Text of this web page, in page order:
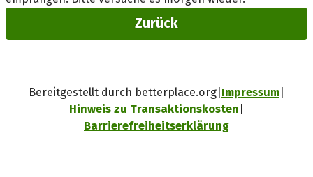
Zurück
Bereitgestellt durch betterplace.org Impressum
Hinweis zu Transaktionskosten
Barrierefreiheitserklärung